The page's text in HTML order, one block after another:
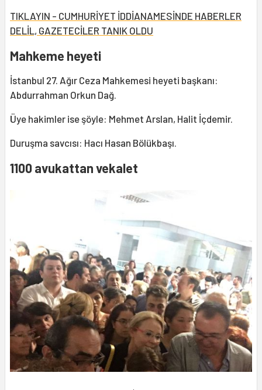
TIKLAYIN - CUMHURİYET İDDİANAMESİNDE HABERLER
DELİL, GAZETECİLER TANIK OLDU
Mahkeme heyeti
İstanbul 27. Ağır Ceza Mahkemesi heyeti başkanı:
Abdurrahman Orkun Dağ.
Üye hakimler ise şöyle: Mehmet Arslan, Halit İçdemir.
Duruşma savcısı: Hacı Hasan Bölükbaşı.
1100 avukattan vekalet